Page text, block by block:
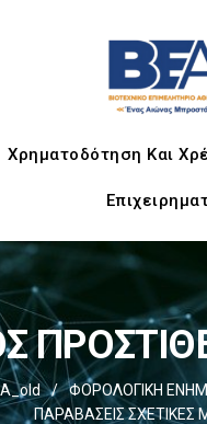
Χρηματοδότηση Και
/ ΦΟΡΟΛΟΓΙΚΗ
ΠΑΡΑΒΑΣΕΙΣ